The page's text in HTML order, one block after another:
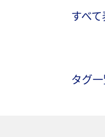
フ
韓国
すべ
タグ